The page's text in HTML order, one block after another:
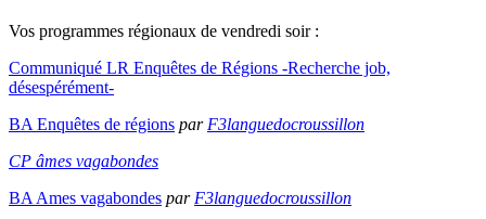
Vos programmes régionaux de vendredi soir :
Communiqué LR Enquêtes de Régions -Recherche job,
désespérément-
BA Enquêtes de régions par F3languedocroussillon
CP âmes vagabondes
BA Ames vagabondes par F3languedocroussillon